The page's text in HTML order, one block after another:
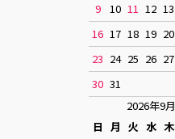
9
10 11 12 13
16 17 18 19 20
23 24 25 26 27
30 31
2026年9月
日 月 火 水 木